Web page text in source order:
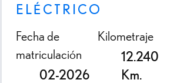
ELÉCTRICO
Fecha de
matriculación
02-2026
Kilometraje
12.240
Km.